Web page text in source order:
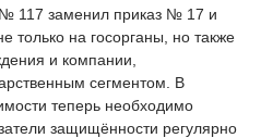
117 заменил приказ № 17 и
только на госорганы, но также
и компании,
сегментом. В
теперь необходимо
защищённости регулярно